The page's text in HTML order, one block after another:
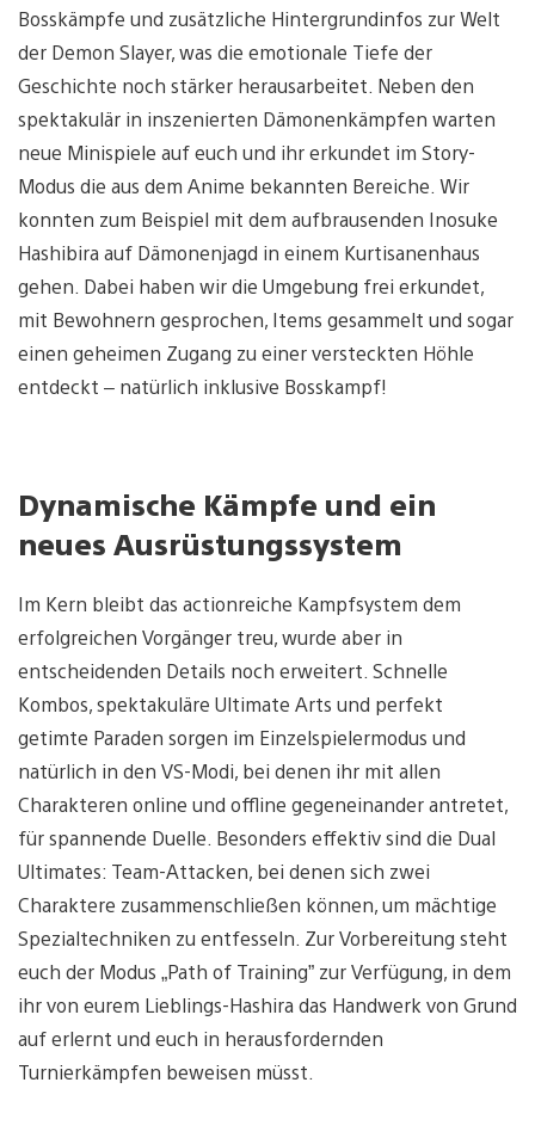
Bosskämpfe und zusätzliche Hintergrundinfos zur Welt
der Demon Slayer, was die emotionale Tiefe der
Geschichte noch stärker herausarbeitet. Neben den
spektakulär in inszenierten Dämonenkämpfen warten
neue Minispiele auf euch und ihr erkundet im Story-
Modus die aus dem Anime bekannten Bereiche. Wir
konnten zum Beispiel mit dem aufbrausenden Inosuke
Hashibira auf Dämonenjagd in einem Kurtisanenhaus
gehen. Dabei haben wir die Umgebung frei erkundet,
mit Bewohnern gesprochen, Items gesammelt und sogar
einen geheimen Zugang zu einer versteckten Höhle
entdeckt – natürlich inklusive Bosskampf!
Dynamische Kämpfe und ein
neues Ausrüstungssystem
Im Kern bleibt das actionreiche Kampfsystem dem
erfolgreichen Vorgänger treu, wurde aber in
entscheidenden Details noch erweitert. Schnelle
Kombos, spektakuläre Ultimate Arts und perfekt
getimte Paraden sorgen im Einzelspielermodus und
natürlich in den VS-Modi, bei denen ihr mit allen
Charakteren online und offline gegeneinander antretet,
für spannende Duelle. Besonders effektiv sind die Dual
Ultimates: Team-Attacken, bei denen sich zwei
Charaktere zusammenschließen können, um mächtige
Spezialtechniken zu entfesseln. Zur Vorbereitung steht
euch der Modus „Path of Training” zur Verfügung, in dem
ihr von eurem Lieblings-Hashira das Handwerk von Grund
auf erlernt und euch in herausfordernden
Turnierkämpfen beweisen müsst.